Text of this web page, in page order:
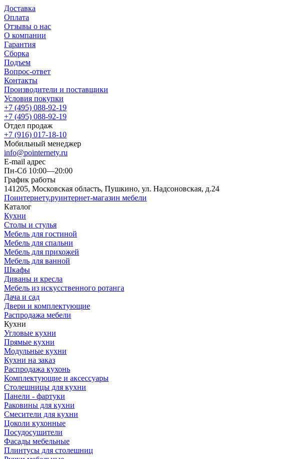
Доставка
Оплата
Отзывы о нас
О компании
Гарантия
Сборка
Подъем
Вопрос-ответ
Контакты
Производители и поставщики
Условия покупки
+7 (495) 088-92-19
+7 (495) 088-92-19
Отдел продаж
+7 (916) 017-18-10
Мобильный менеджер
info@pointernety.ru
E-mail адрес
Пн-Сб 10:00—20:00
График работы
141205, Московская область, Пушкино, ул. Надсоновская, д.24
Поинтернету.руинтернет-магазин мебели
Каталог
Кухни
Столы и стулья
Мебель для гостиной
Мебель для спальни
Мебель для прихожей
Мебель для ванной
Шкафы
Диваны и кресла
Мебель из искусственного ротанга
Дача и сад
Двери и комплектующие
Распродажа мебели
Кухни
Угловые кухни
Прямые кухни
Модульные кухни
Кухни на заказ
Распродажа кухонь
Комплектующие и аксессуары
Столешницы для кухни
Панели - фартуки
Раковины для кухни
Смесители для кухни
Цоколи кухонные
Посудосушители
Фасады мебельные
Плинтусы для столешниц